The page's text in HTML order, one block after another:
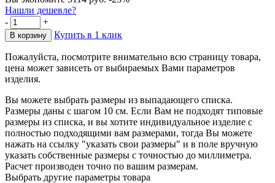
Нашли дешевле?
-
+
Купить в 1 клик
Пожалуйста, посмотрите внимательно всю страницу товара,
цена может зависеть от выбираемых Вами параметров
изделия.
Вы можете выбрать размеры из выпадающего списка.
Размеры даны с шагом 10 см. Если Вам не подходят типовые
размеры из списка, и вы хотите индивидуальное изделие с
полностью подходящими вам размерами, тогда Вы можете
нажать на ссылку "указать свои размеры" и в поле вручную
указать собственные размеры с точностью до миллиметра.
Расчет производен точно по вашим размерам.
Выбрать другие параметры товара